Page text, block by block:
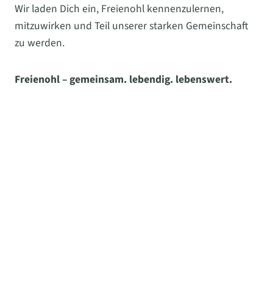
Wir laden Dich ein, Freienohl kennenzulernen,
mitzuwirken und Teil unserer starken Gemeinschaft
zu werden.
Freienohl – gemeinsam. lebendig. lebenswert.